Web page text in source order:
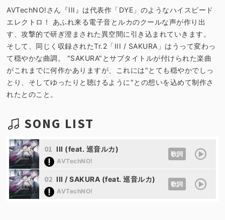
AVTechNO!さん『III』は代表作「DYE」のようなハイスピード
エレクトロ！ あふれ来る電子音とルカのクールな声が作り出
す、攻撃的で研ぎ澄まされた異空間に引き込まれていきます。
そして、同じく収録されたTr.2「III / SAKURA」はうって変わっ
て穏やかな曲調。 "SAKURA"とサブタイトルが付けられた楽曲
がこれまでに何作かありますが、これには"とても穏やかでしっ
とり、そしてゆったりと聴けるように"との想いを込めて制作さ
れたとのこと。
SONG LIST
01 III (feat. 巡音ルカ)
AVTechNO!
歌詞
02 III / SAKURA (feat. 巡音ルカ)
AVTechNO!
歌詞